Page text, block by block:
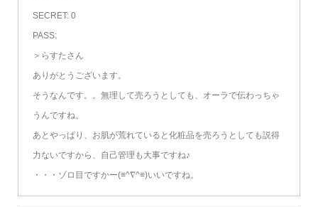
SECRET: 0
PASS:
＞らすたさん
ありがとうございます。
そうなんです。。無理して売ろうとしても、オーラで伝わっちゃ
うんですね。
あとやっぱり、お肌が荒れていると化粧品を売ろうとしても説得
力ないですから、自己管理も大事ですね♪
・・・ゾロ目ですかー(≡^∇^≡)いいですね。